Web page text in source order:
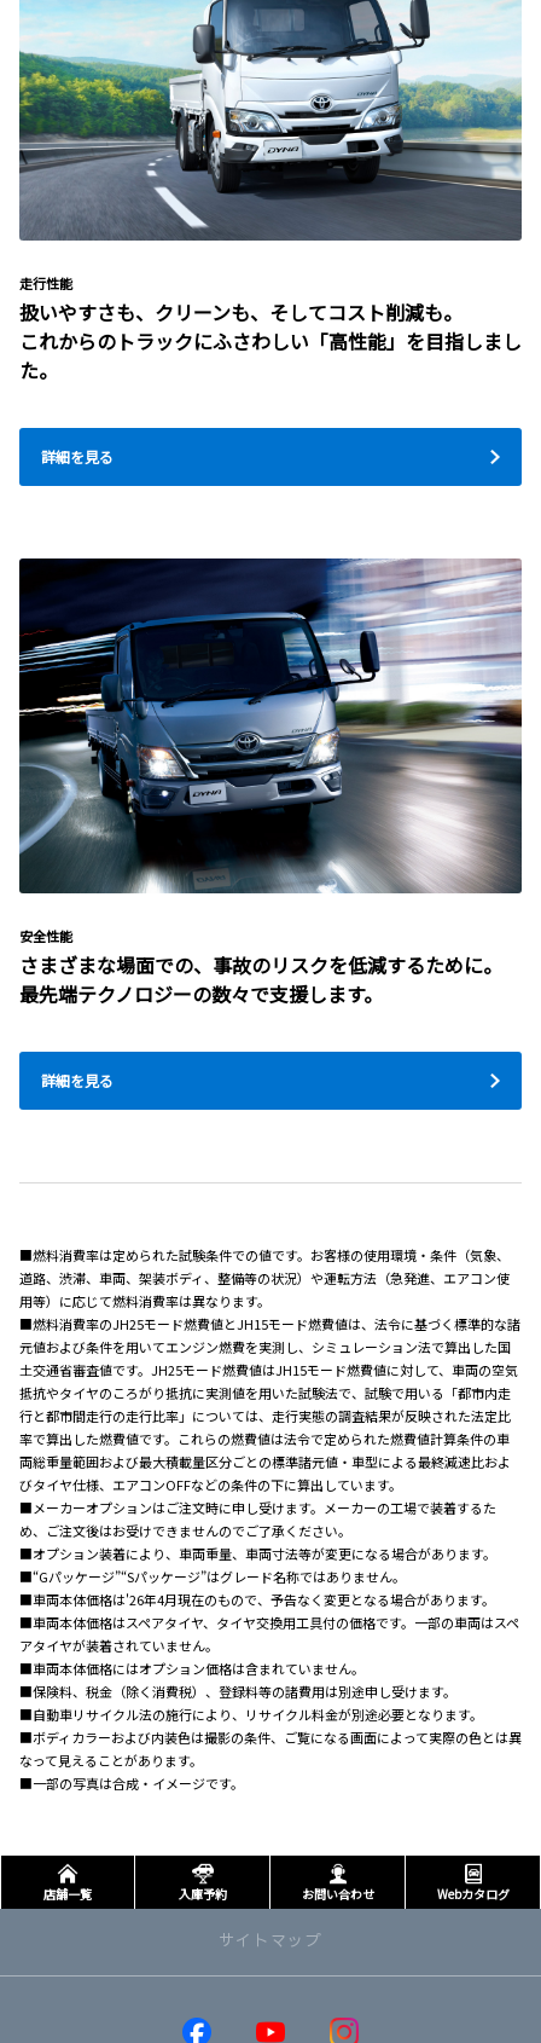
走行性能
扱いやすさも、クリーンも、そしてコスト削減も。
これからのトラックにふさわしい「高性能」を目指しまし
た。
詳細を見る
安全性能
さまざまな場面での、事故のリスクを低減するために。
最先端テクノロジーの数々で支援します。
詳細を見る
■燃料消費率は定められた試験条件での値です。お客様の使用環境・条件（気象、
道路、渋滞、車両、架装ボディ、整備等の状況）や運転方法（急発進、エアコン使
用等）に応じて燃料消費率は異なります。
■燃料消費率のJH25モード燃費値とJH15モード燃費値は、法令に基づく標準的な諸
元値および条件を用いてエンジン燃費を実測し、シミュレーション法で算出した国
土交通省審査値です。JH25モード燃費値はJH15モード燃費値に対して、車両の空気
抵抗やタイヤのころがり抵抗に実測値を用いた試験法で、試験で用いる「都市内走
行と都市間走行の走行比率」については、走行実態の調査結果が反映された法定比
率で算出した燃費値です。これらの燃費値は法令で定められた燃費値計算条件の車
両総重量範囲および最大積載量区分ごとの標準諸元値・車型による最終減速比およ
びタイヤ仕様、エアコンOFFなどの条件の下に算出しています。
■メーカーオプションはご注文時に申し受けます。メーカーの工場で装着するた
め、ご注文後はお受けできませんのでご了承ください。
■オプション装着により、車両重量、車両寸法等が変更になる場合があります。
■“Gパッケージ”“Sパッケージ”はグレード名称ではありません。
■車両本体価格は'26年4月現在のもので、予告なく変更となる場合があります。
■車両本体価格はスペアタイヤ、タイヤ交換用工具付の価格です。一部の車両はスペ
アタイヤが装着されていません。
■車両本体価格にはオプション価格は含まれていません。
■保険料、税金（除く消費税）、登録料等の諸費用は別途申し受けます。
■自動車リサイクル法の施行により、リサイクル料金が別途必要となります。
■ボディカラーおよび内装色は撮影の条件、ご覧になる画面によって実際の色とは異
なって見えることがあります。
■一部の写真は合成・イメージです。
店舗一覧 入庫予約 お問い合わせ Webカタログ
サイトマップ